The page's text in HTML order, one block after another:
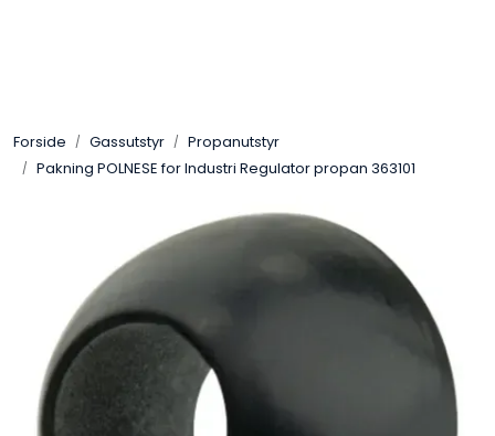
Forside Gassutstyr
Propanutstyr
Pakning POLNESE for Industri Regulator propan 363101
Pakning
Automasjon
Slitasjeteknikk
Verneutstyr